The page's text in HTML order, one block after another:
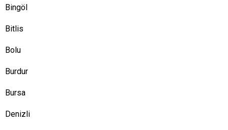
Bingöl
Bitlis
Bolu
Burdur
Bursa
Denizli